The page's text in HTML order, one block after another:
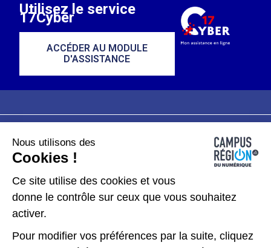
Utilisez le service
17Cyber
ACCÉDER AU MODULE
D'ASSISTANCE
Plan du site
Données personnelles
Kit de communication
Nous utilisons des
Cookies !
Ce site utilise des cookies et vous
donne le contrôle sur ceux que vous souhaitez
activer.
Pour modifier vos préférences par la suite, cliquez